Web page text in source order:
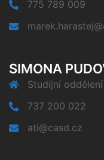
775 789 009
SIMONA
Studijní oddělení
737 200 022
ati@casd.cz